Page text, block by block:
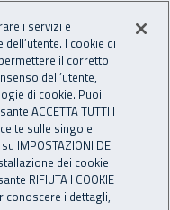
Apri cerca
Rapporti e relazioni INAIL
2023
i servizi e
I cookie di
il corretto
dell’utente,
di cookie. Puoi
ACCETTA TUTTI I
sulle singole
IMPOSTAZIONI DEI
dei cookie
RIFIUTA I COOKIE
conoscere i dettagli,